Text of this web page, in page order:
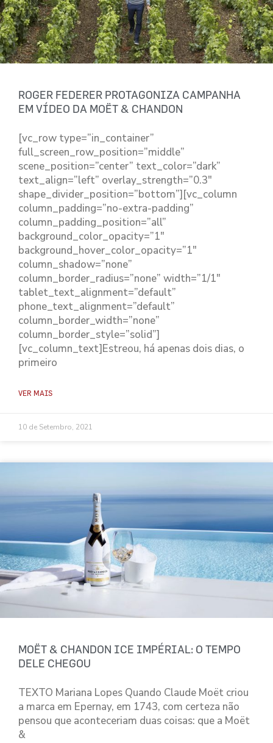
ROGER FEDERER PROTAGONIZA CAMPANHA
EM VÍDEO DA MOËT & CHANDON
[vc_row type=”in_container”
full_screen_row_position=”middle”
scene_position=”center” text_color=”dark”
text_align=”left” overlay_strength=”0.3″
shape_divider_position=”bottom”][vc_column
column_padding=”no-extra-padding”
column_padding_position=”all”
background_color_opacity=”1″
background_hover_color_opacity=”1″
column_shadow=”none”
column_border_radius=”none” width=”1/1″
tablet_text_alignment=”default”
phone_text_alignment=”default”
column_border_width=”none”
column_border_style=”solid”]
[vc_column_text]Estreou, há apenas dois dias, o
primeiro
VER MAIS
10 de Setembro, 2021
MOËT & CHANDON ICE IMPÉRIAL: O TEMPO
DELE CHEGOU
TEXTO Mariana Lopes Quando Claude Moët criou
a marca em Epernay, em 1743, com certeza não
pensou que aconteceriam duas coisas: que a Moët
&